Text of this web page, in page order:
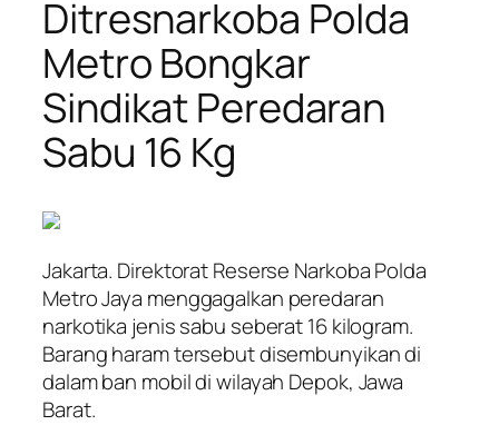
Ditresnarkoba Polda
Metro Bongkar
Sindikat Peredaran
Sabu 16 Kg
Jakarta. Direktorat Reserse Narkoba Polda
Metro Jaya menggagalkan peredaran
narkotika jenis sabu seberat 16 kilogram.
Barang haram tersebut disembunyikan di
dalam ban mobil di wilayah Depok, Jawa
Barat.